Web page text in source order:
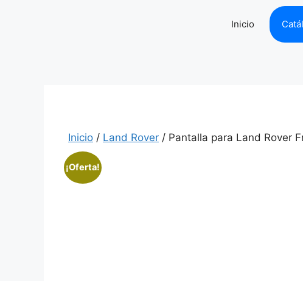
Inicio
Inicio / Land Rover / Pantalla para Land Rover
¡Oferta!